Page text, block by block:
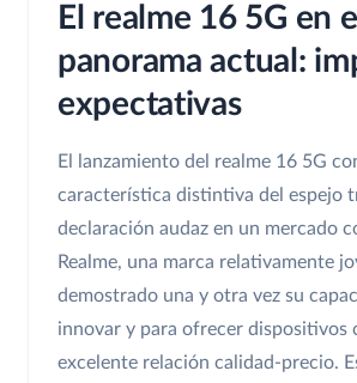
El realme 16 5G en el
panorama actual:
expectativas
El lanzamiento del realme 16 5G
característica distintiva del espejo
declaración audaz en un mercado
Realme, una marca relativamente
demostrado una y otra vez su
innovar y para ofrecer dispositivos
excelente relación calidad-precio.